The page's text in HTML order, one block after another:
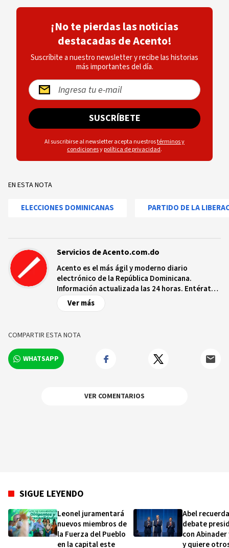
¡No te pierdas las noticias
destacadas de Acento!
Suscríbite a nuestro newsletter y recibe las historias
más importantes del día.
SUSCRÍBETE
Al suscribirse al newsletter acepta nuestrostérminos y
condicionesypolítica de privacidad.
EN ESTA NOTA
ELECCIONES DOMINICANAS PARTIDO DE LA
Servicios de Acento.com.do
Acento es el más ágil y moderno diario
electrónico de la República Dominicana.
Información actualizada las 24 horas. Entérate
de las noticias y sucesos más importantes a
nivel nacional e internacional, videos y fotos
relevantes en tiempo real.
Ver más
COMPARTIR ESTA NOTA
WHATSAPP
VER COMENTARIOS
SIGUE LEYENDO
Leonel juramentará
nuevos miembros de
la Fuerza del Pueblo
en la capital este
Abel
debate
con Abinader
y quiere